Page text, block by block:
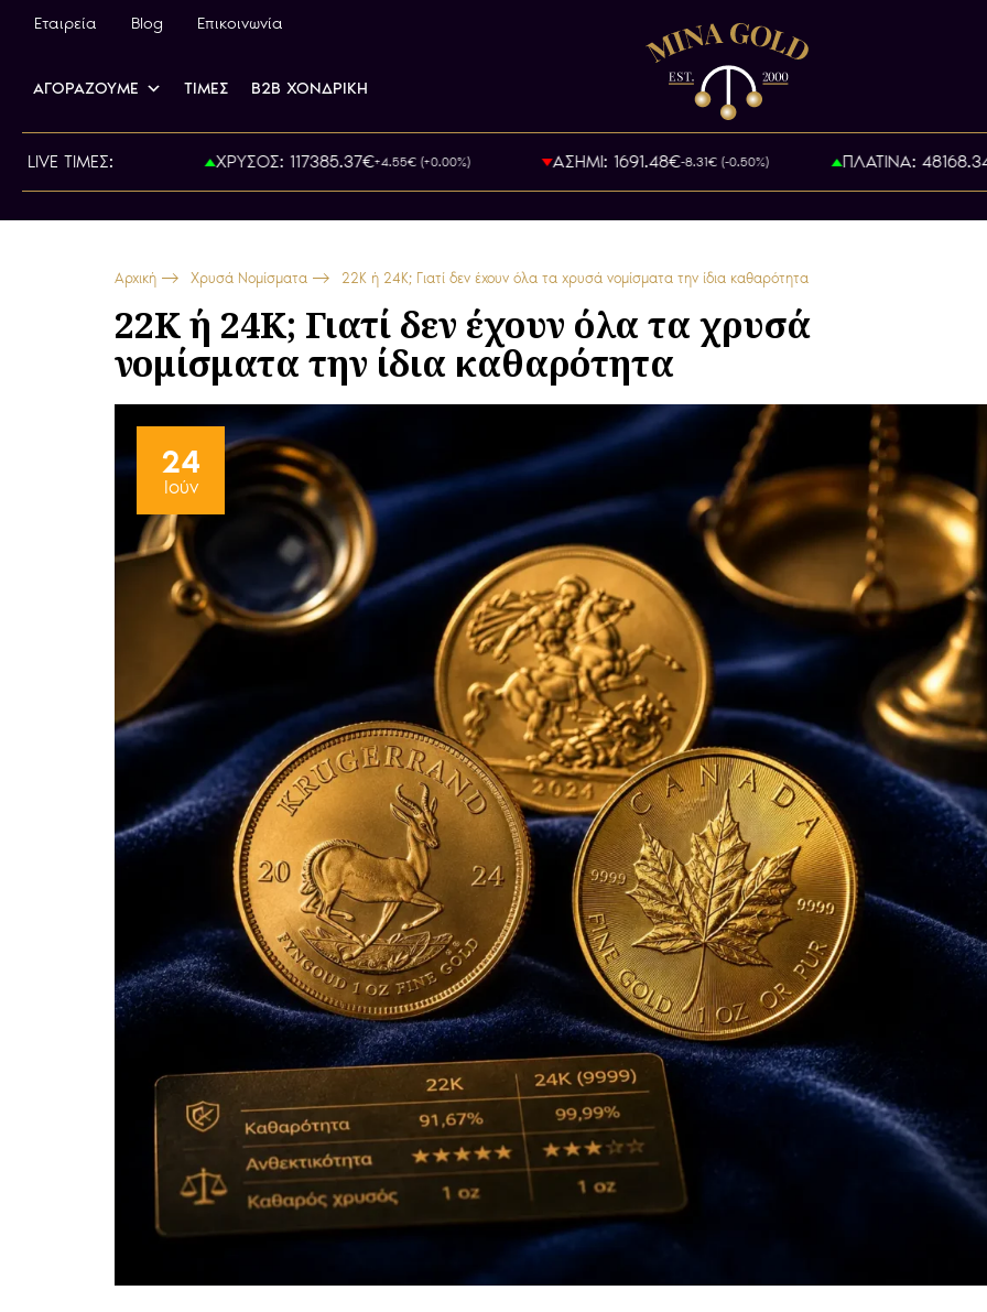
Εταιρεία Blog Επικοινωνία
ΑΓΟΡΑΖΟΥΜΕ ΤΙΜΕΣ B2B ΧΟΝΔΡΙΚΗ
LIVE ΤΙΜΕΣ:
800.00€ ΧΡΥΣΟΣ: 117385.37€+4.55€ (+0.00%) ΑΣΗΜΙ: 1691.48€-8.31€ (-0.50%) ΠΛΑΤΙΝΑ: 48168.34€
Αρχική Χρυσά Νομίσματα 22K ή 24K; Γιατί δεν έχουν όλα τα χρυσά νομίσματα την ίδια καθαρότητα
22K ή 24K; Γιατί δεν έχουν όλα τα χρυσά
νομίσματα την ίδια καθαρότητα
24
Ιούν